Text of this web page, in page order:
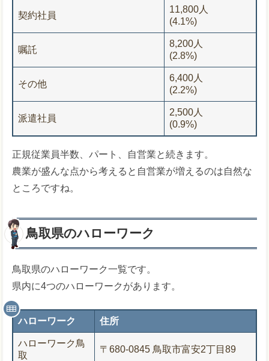
契約社員
11,800人
(4.1%)
嘱託
8,200人
(2.8%)
その他
6,400人
(2.2%)
派遣社員
2,500人
(0.9%)
正規従業員半数、パート、自営業と続きます。
農業が盛んな点から考えると自営業が増えるのは自然な
ところですね。
鳥取県のハローワーク
鳥取県のハローワーク一覧です。
県内に4つのハローワークがあります。
ハローワーク 住所
ハローワーク鳥
取
〒680-0845 鳥取市富安2丁目89